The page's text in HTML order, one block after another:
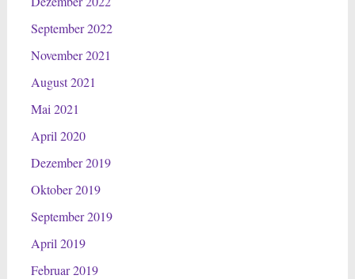
September 2022
November 2021
August 2021
Mai 2021
April 2020
Dezember 2019
Oktober 2019
September 2019
April 2019
Februar 2019